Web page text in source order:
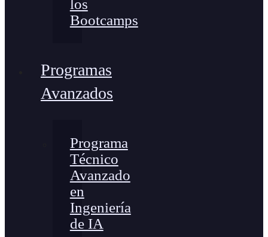
los
Bootcamps
Programas
Avanzados
Programa
Técnico
Avanzado
en
Ingeniería
de IA